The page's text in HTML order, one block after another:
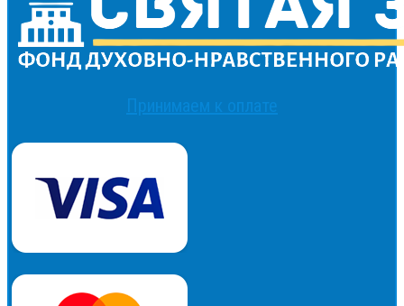
Принимаем к оплате